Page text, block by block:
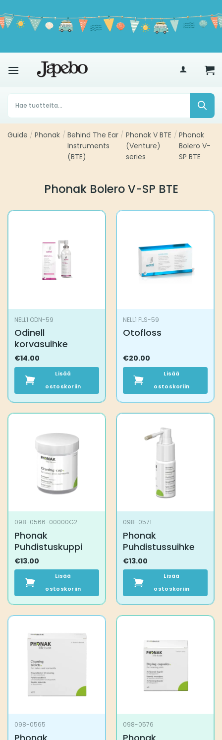
sisältöön
Products
search
Guide / Phonak / Behind The Ear
Instruments
(BTE)
/ Phonak V BTE
(Venture)
series
/ Phonak
Bolero V-
SP BTE
Phonak Bolero V-SP BTE
NELL1 ODN-59
Odinell
korvasuihke
€14.00
Lisää
ostoskoriin
NELL1 FLS-59
Otofloss
€20.00
Lisää
ostoskoriin
098-0566-00000G2
Phonak
Puhdistuskuppi
€13.00
Lisää
ostoskoriin
098-0571
Phonak
Puhdistussuihke
€13.00
Lisää
ostoskoriin
098-0565 098-0576